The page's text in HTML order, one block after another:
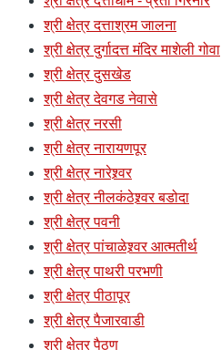
श्री क्षेत्र दत्ताश्रम जालना
श्री क्षेत्र दुर्गादत्त मंदिर माशेली गोवा
श्री क्षेत्र दुसखेड
श्री क्षेत्र देवगड नेवासे
श्री क्षेत्र नरसी
श्री क्षेत्र नारायणपूर
श्री क्षेत्र नारेश्र्वर
श्री क्षेत्र नीलकंठेश्र्वर बडोदा
श्री क्षेत्र पवनी
श्री क्षेत्र पांचाळेश्र्वर आत्मतीर्थ
श्री क्षेत्र पाथरी परभणी
श्री क्षेत्र पीठापूर
श्री क्षेत्र पैजारवाडी
श्री क्षेत्र पैठण